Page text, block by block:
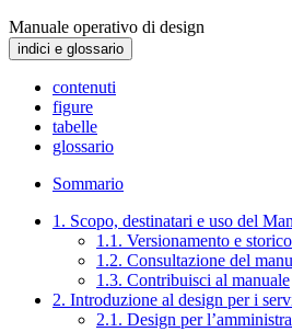
Manuale operativo di design
indici e glossario
contenuti
figure
tabelle
glossario
Sommario
1. Scopo, destinatari e uso del
1.1. Versionamento e storico
1.2. Consultazione del
1.3. Contribuisci al manuale
2. Introduzione al design per i
2.1. Design per